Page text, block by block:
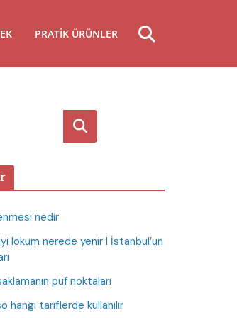
PRATIK ÜRÜNLER
Ara
nedir
lokum nerede yenir I İstanbul’un
püf noktaları
hangi tariflerde kullanılır